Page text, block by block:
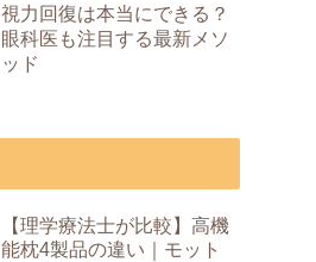
視力回復は本当にできる？
眼科医も注目する最新メソ
ッド
【理学療法士が比較】高機
能枕4製品の違い｜モット